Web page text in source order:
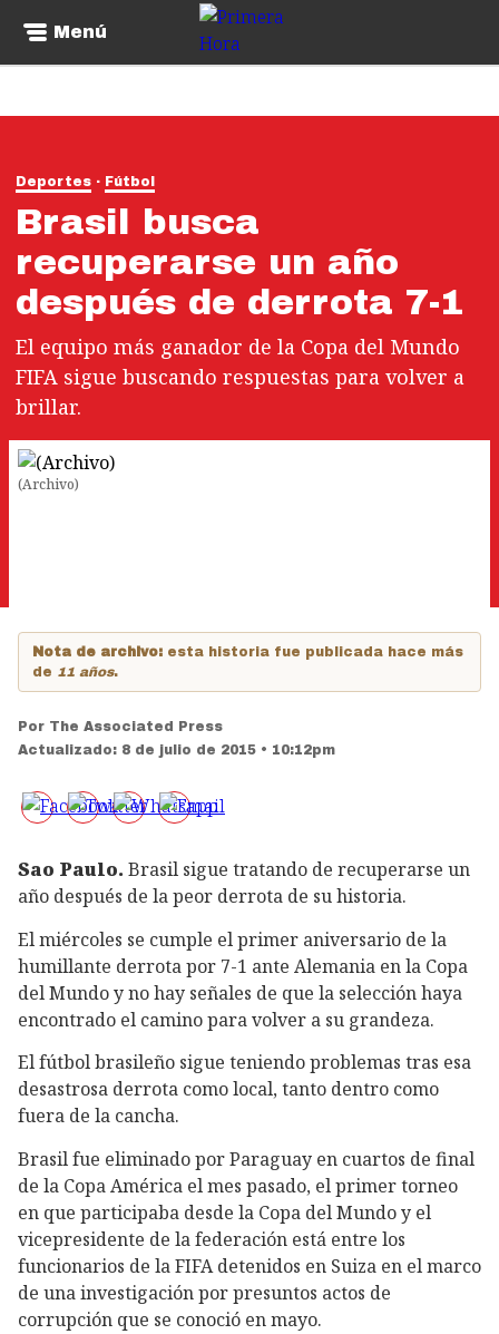
Menú
Deportes Fútbol
Brasil busca
recuperarse un año
después de derrota 7-1
El equipo más ganador de la Copa del Mundo
FIFA sigue buscando respuestas para volver a
brillar.
(Archivo)
Nota de archivo: esta historia fue publicada hace más
de 11 años.
Por The Associated Press
Actualizado: 8 de julio de 2015 • 10:12pm
Sao Paulo. Brasil sigue tratando de recuperarse un
año después de la peor derrota de su historia.
El miércoles se cumple el primer aniversario de la
humillante derrota por 7-1 ante Alemania en la Copa
del Mundo y no hay señales de que la selección haya
encontrado el camino para volver a su grandeza.
El fútbol brasileño sigue teniendo problemas tras esa
desastrosa derrota como local, tanto dentro como
fuera de la cancha.
Brasil fue eliminado por Paraguay en cuartos de final
de la Copa América el mes pasado, el primer torneo
en que participaba desde la Copa del Mundo y el
vicepresidente de la federación está entre los
funcionarios de la FIFA detenidos en Suiza en el marco
de una investigación por presuntos actos de
corrupción que se conoció en mayo.